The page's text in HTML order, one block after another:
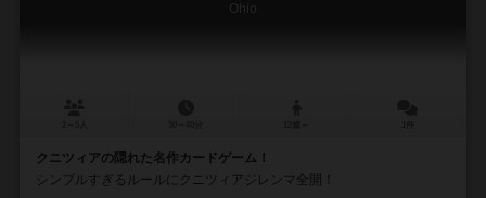
Ohio
クニツィアの隠れた名作カードゲーム！
シンプルすぎるルールにクニツィアジレンマ全開！